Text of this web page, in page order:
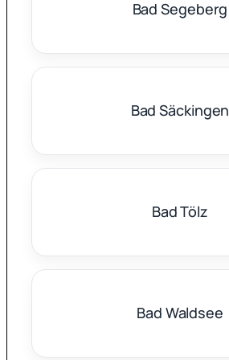
Bad Segeberg
Bad Säckingen
Bad Tölz
Bad Waldsee